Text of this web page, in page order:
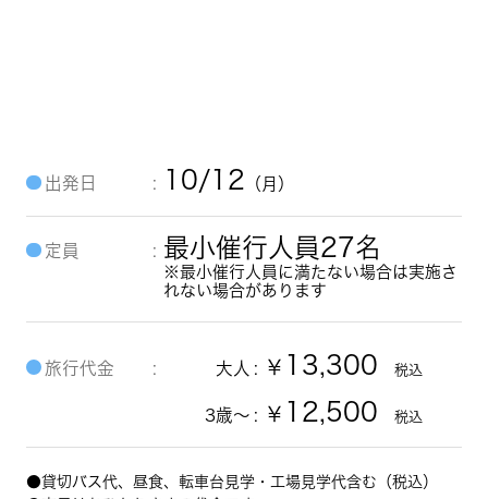
定員 最小催行人員27名
※最小催行人員に満たない場合は実施さ
れない場合があります
出発日 10/12 （月）
旅行代金 大人 ￥ 13,300 税込
3歳～ ￥ 12,500 税込
●貸切バス代、昼食、転車台見学・工場見学代含む（税込）